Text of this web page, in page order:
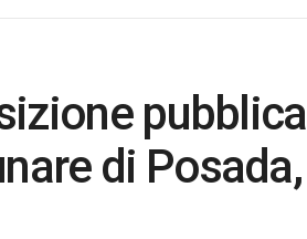
pubblica
di Posada,